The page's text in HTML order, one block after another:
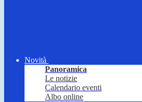
Novità
Panoramica
Le notizie
Calendario eventi
Albo online